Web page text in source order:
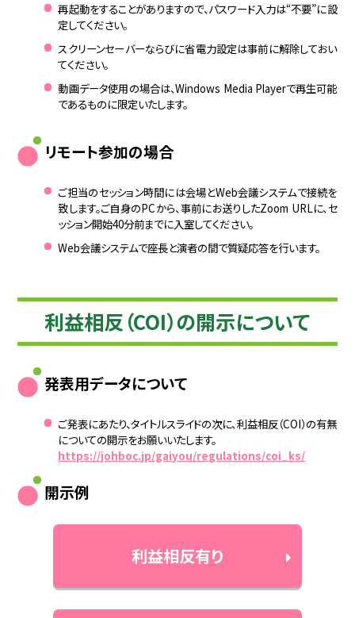
再起動をすることがありますので、パスワード入力は“不要”に設
定してください。
スクリーンセーバーならびに省電力設定は事前に解除しておい
てください。
動画データ使用の場合は、Windows Media Playerで再生可能
であるものに限定いたします。
リモート参加の場合
ご担当のセッション時間には会場とWeb会議システムで接続を
致します。ご自身のPCから、事前にお送りしたZoom URLに、セ
ッション開始40分前までに入室してください。
Web会議システムで座長と演者の間で質疑応答を行います。
利益相反（COI）の開示について
発表用データについて
ご発表にあたり、タイトルスライドの次に、利益相反（COI）の有無
についての開示をお願いいたします。
https://johboc.jp/gaiyou/regulations/coi_ks/
開示例
利益相反有り